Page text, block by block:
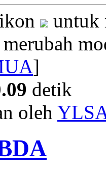
untuk
]
detik
oleh